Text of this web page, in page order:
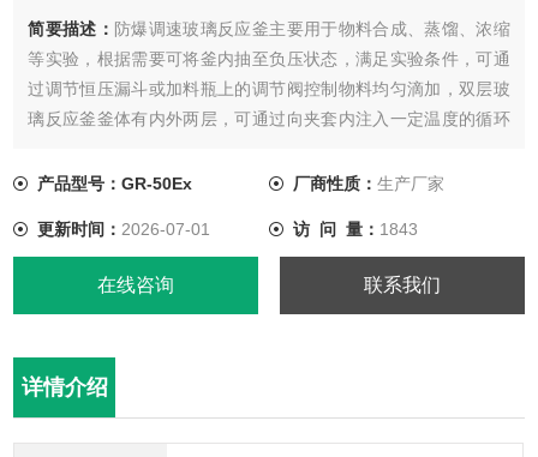
简要描述： 防爆调速玻璃反应釜主要用于物料合成、蒸馏、浓缩
等实验，根据需要可将釜内抽至负压状态，满足实验条件，可通
过调节恒压漏斗或加料瓶上的调节阀控制物料均匀滴加，双层玻
璃反应釜釜体有内外两层，可通过向夹套内注入一定温度的循环
环液，外层夹套抽成负压状态来实现保温，同时还便于观察釜内
产品型号：GR-50Ex 厂商性质： 生产厂家
更新时间： 2026-07-01 访 问 量： 1843
在线咨询 联系我们
详情介绍